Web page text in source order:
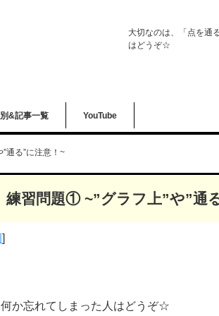
大切なのは、「点を通
はどうぞ☆
&記事一覧 YouTube
通る”に注意！~
習問題① ~”グラフ上”や”通
]
か忘れてしまった人はどうぞ☆